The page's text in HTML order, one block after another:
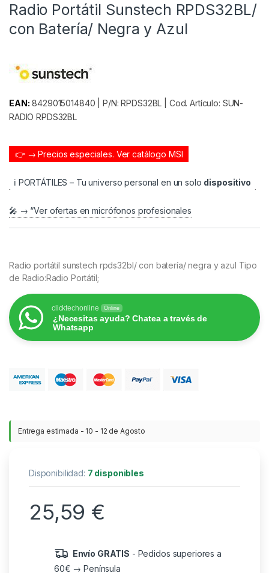
Radio Portátil Sunstech RPDS32BL/
con Batería/ Negra y Azul
EAN: 8429015014840 | P/N: RPDS32BL | Cod. Artículo: SUN-
RADIO RPDS32BL
👉 → Precios especiales. Ver catálogo MSI
ℹ️ PORTÁTILES – Tu universo personal en un solo dispositivo
🎤 → “Ver ofertas en micrófonos profesionales
Radio portátil sunstech rpds32bl/ con batería/ negra y azul Tipo
de Radio:Radio Portátil;
clicktechonline Online
¿Necesitas ayuda? Chatea a través de
Whatsapp
Entrega estimada - 10 - 12 de Agosto
Disponibilidad: 7 disponibles
25,59 €
Envío GRATIS - Pedidos superiores a
60€ → Península